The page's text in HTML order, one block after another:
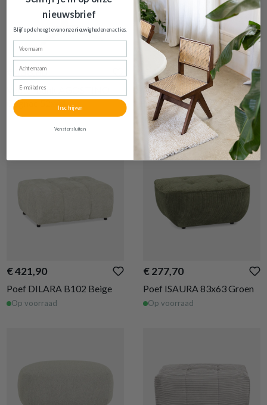
€ 138,60
Voetenbank AGOSTINO
Cognac 52x44
Op bestelling
€ 479,70
Poef PROSPERO Rib Ecru
105x105
Op voorraad
€ 421,90
Poef DILARA B102 Beige
Op voorraad
€ 277,70
Poef ISAURA 83x63 Groen
Op voorraad
nieuwsbrief
Blijf op de hoogte van onze nieuwigheden enacties.
Voornaam
Achternaam
Inschrijven
Venster sluiten